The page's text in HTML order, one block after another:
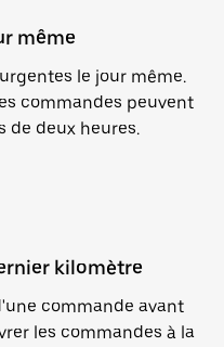
même
le jour même.
commandes peuvent
de deux heures.
kilomètre
commande avant
les commandes à la